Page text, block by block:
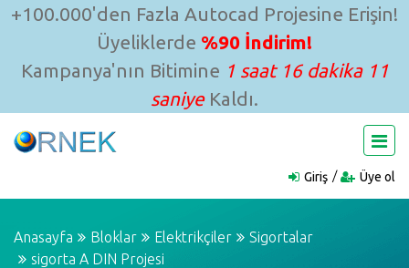
+100.000'den Fazla Autocad Projesine Erişin!
Üyeliklerde %90 İndirim!
Kampanya'nın Bitimine 1 saat 16 dakika 11
saniyeKaldı.
Giriş Üye ol
Anasayfa Bloklar Elektrikçiler
Sigortalar
sigorta A DIN Projesi